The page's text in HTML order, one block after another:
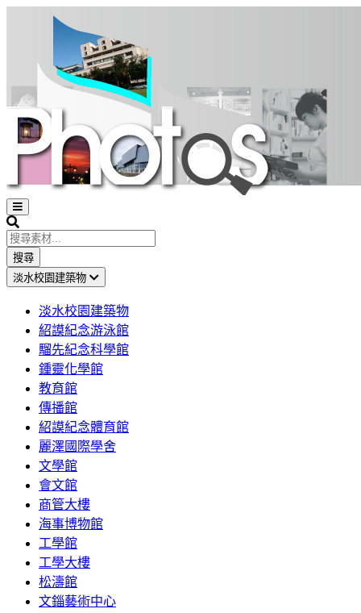
Open
sidebar
Search
搜尋
淡水校園建築物
淡水校園建築物
紹謨紀念游泳館
騮先紀念科學館
鍾靈化學館
教育館
傳播館
紹謨紀念體育館
麗澤國際學舍
文學館
會文館
商管大樓
海事博物館
工學館
工學大樓
松濤館
文錙藝術中心